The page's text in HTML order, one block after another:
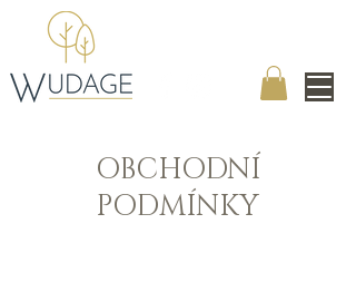
OBCHODNÍ
PODMÍNKY